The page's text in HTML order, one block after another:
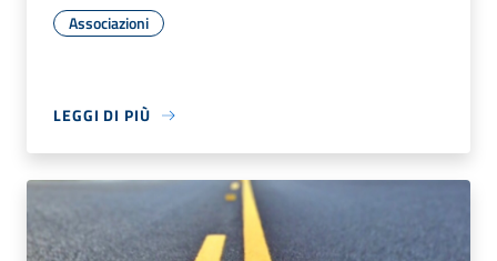
Associazioni
LEGGI DI PIÙ